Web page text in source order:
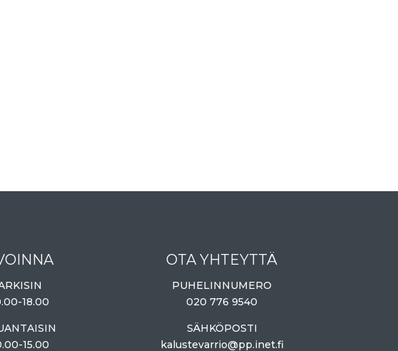
18.00
15.00
OTA YHTEYTTÄ
PUHELINNUMERO
020 776 9540
SÄHKÖPOSTI
kalustevarrio@pp.inet.fi